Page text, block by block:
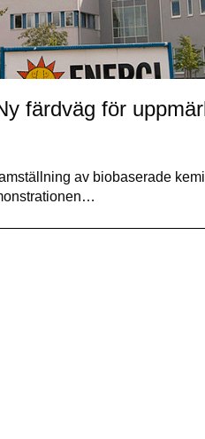
färdväg för
av biobaserade